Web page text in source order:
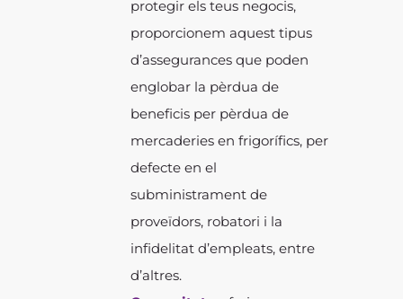
protegir els teus negocis,
proporcionem aquest tipus
d’assegurances que poden
englobar la pèrdua de
beneficis per pèrdua de
mercaderies en frigorífics, per
defecte en el
subministrament de
proveïdors, robatori i la
infidelitat d’empleats, entre
d’altres.